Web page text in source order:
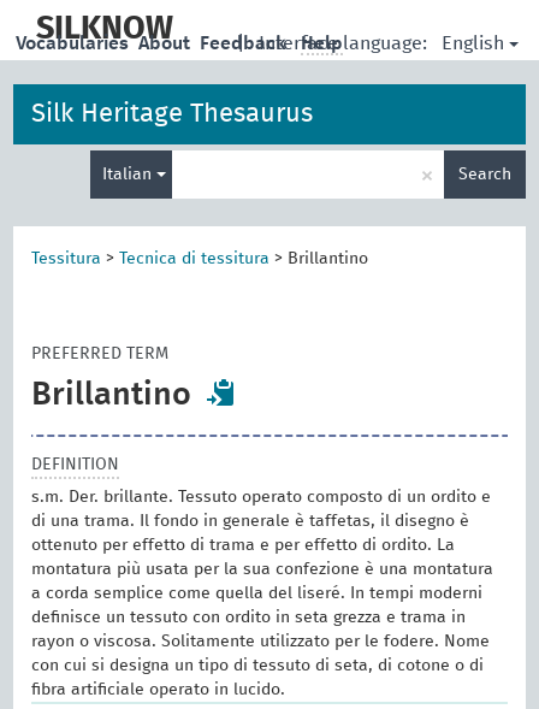
main
SILKNOW | Interface language: English
Vocabularies About Feedback Help
Silk Heritage Thesaurus
Italian × Search
Tessitura > Tecnica di tessitura > Brillantino
PREFERRED TERM
Brillantino
DEFINITION
s.m. Der. brillante. Tessuto operato composto di un ordito e
di una trama. Il fondo in generale è taffetas, il disegno è
ottenuto per effetto di trama e per effetto di ordito. La
montatura più usata per la sua confezione è una montatura
a corda semplice come quella del liseré. In tempi moderni
definisce un tessuto con ordito in seta grezza e trama in
rayon o viscosa. Solitamente utilizzato per le fodere. Nome
con cui si designa un tipo di tessuto di seta, di cotone o di
fibra artificiale operato in lucido.